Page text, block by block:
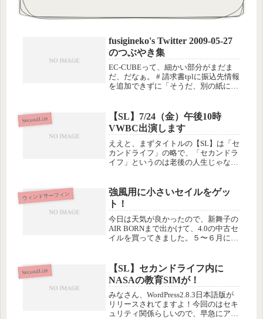
fusigineko's Twitter 2009-05-27
のつぶやき集
EC-CUBEって、細かい部分がまだま
だ、だなぁ。 # 請求書tplに振込先情報
を追加できずに「そうだ、別の紙に印
Twitter Tools.
SecondLife
【SL】7/24（金）午後10時
VWBC出演します
ええと、まずタイトルの【SL】は「セ
カンドライフ」の略で、「セカンドラ
イフ」というのは老後の人生じゃなく
と思うので、一応、ねんのため(^^;
で、VWBCというのは...
ウィンドサーフィン
強風用に小さいセイルをゲッ
ト！
今日は天気が良かったので、新舞子の
AIR BORNまで出かけて、4.0の中古セ
イルを買ってきました。５〜６月に３
ってぜーぜー言う羽目になってるわけ
ですが(^_^;)たった３...
SecondLife
【SL】セカンドライフ内に
NASAの教育SIMが！
みなさん、WordPress2.8.3日本語版が
リリースされてますよ！今回のはセキ
ュリティ関係らしいので、早急にアッ